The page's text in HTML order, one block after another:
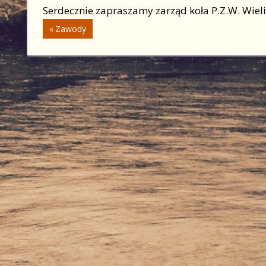
Serdecznie zapraszamy zarząd koła P.Z.W.
Nawigacja
wpisu
Previous
Post:
Zawody